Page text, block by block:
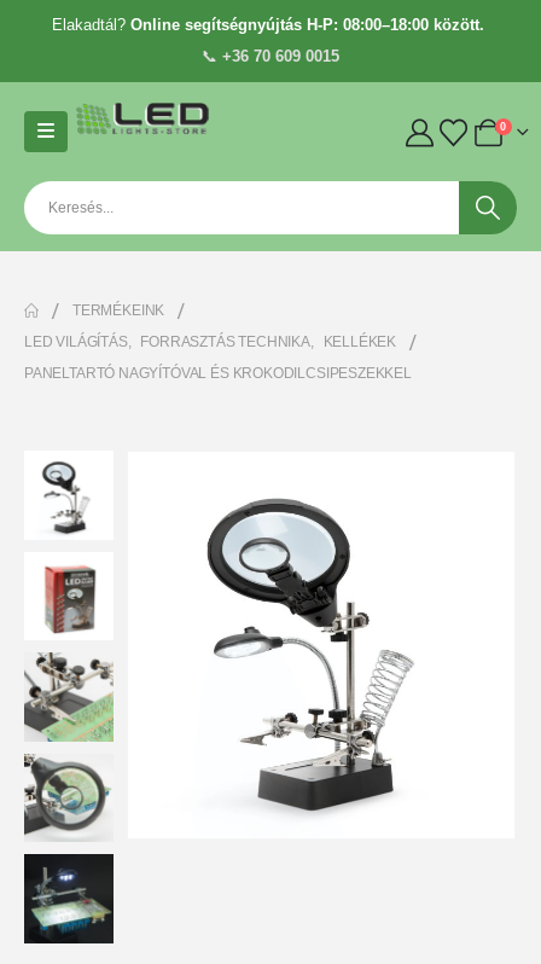
Elakadtál? Online segítségnyújtás H-P: 08:00–18:00 között.
📞 +36 70 609 0015
0
TERMÉKEINK
LED VILÁGÍTÁS, FORRASZTÁS TECHNIKA,
KELLÉKEK
PANELTARTÓ NAGYÍTÓVAL ÉS KROKODILCSIPESZEKKEL